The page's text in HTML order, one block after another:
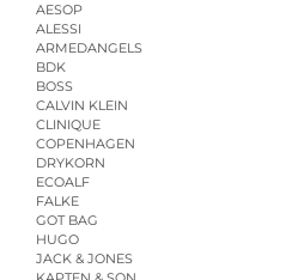
AESOP
ALESSI
ARMEDANGELS
BDK
BOSS
CALVIN KLEIN
CLINIQUE
COPENHAGEN
DRYKORN
ECOALF
FALKE
GOT BAG
HUGO
JACK & JONES